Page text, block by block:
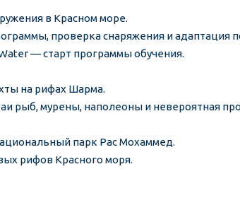
в Красном море.
проверка снаряжения и адаптация
— старт программы обучения.
на рифах Шарма.
рыб, мурены, наполеоны и невероятная
парк Рас Мохаммед.
рифов Красного моря.